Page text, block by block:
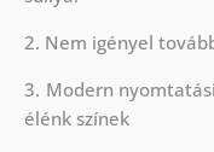
2. Nem igényel
3. Modern
élénk színek